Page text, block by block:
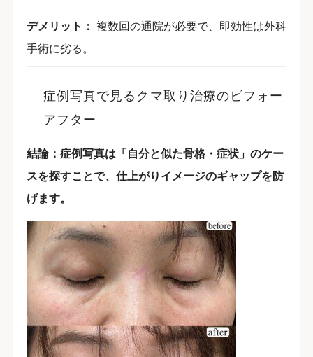
デメリット： 複数回の通院が必要で、即効性は外科
手術に劣る。
症例写真で見るクマ取り治療のビフォー
アフター
結論：症例写真は「自分と似た骨格・症状」のケー
スを探すことで、仕上がりイメージのギャップを防
げます。